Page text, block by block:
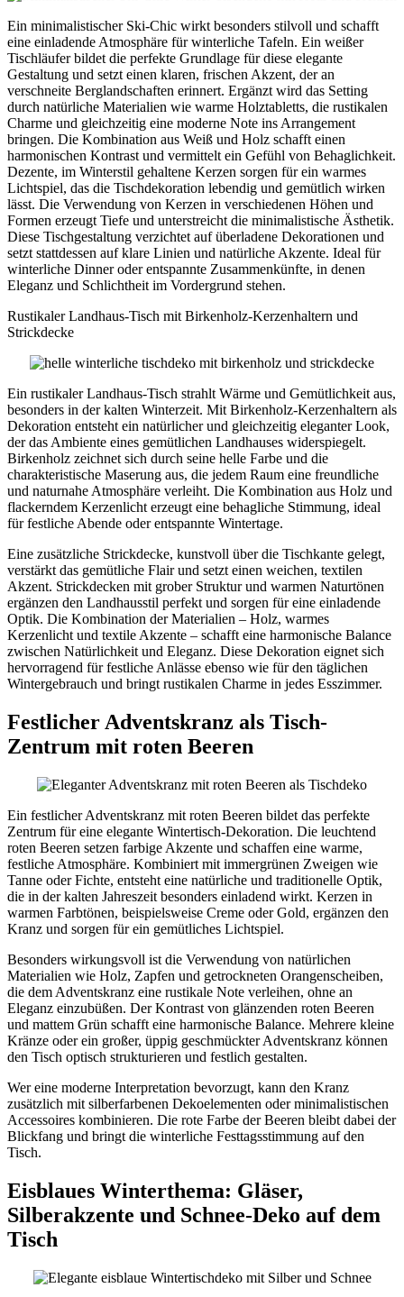
Ein minimalistischer Ski-Chic wirkt besonders stilvoll und schafft
eine einladende Atmosphäre für winterliche Tafeln. Ein weißer
Tischläufer bildet die perfekte Grundlage für diese elegante
Gestaltung und setzt einen klaren, frischen Akzent, der an
verschneite Berglandschaften erinnert. Ergänzt wird das Setting
durch natürliche Materialien wie warme Holztabletts, die rustikalen
Charme und gleichzeitig eine moderne Note ins Arrangement
bringen. Die Kombination aus Weiß und Holz schafft einen
harmonischen Kontrast und vermittelt ein Gefühl von Behaglichkeit.
Dezente, im Winterstil gehaltene Kerzen sorgen für ein warmes
Lichtspiel, das die Tischdekoration lebendig und gemütlich wirken
lässt. Die Verwendung von Kerzen in verschiedenen Höhen und
Formen erzeugt Tiefe und unterstreicht die minimalistische Ästhetik.
Diese Tischgestaltung verzichtet auf überladene Dekorationen und
setzt stattdessen auf klare Linien und natürliche Akzente. Ideal für
winterliche Dinner oder entspannte Zusammenkünfte, in denen
Eleganz und Schlichtheit im Vordergrund stehen.
Rustikaler Landhaus-Tisch mit Birkenholz-Kerzenhaltern und
Strickdecke
Ein rustikaler Landhaus-Tisch strahlt Wärme und Gemütlichkeit aus,
besonders in der kalten Winterzeit. Mit Birkenholz-Kerzenhaltern als
Dekoration entsteht ein natürlicher und gleichzeitig eleganter Look,
der das Ambiente eines gemütlichen Landhauses widerspiegelt.
Birkenholz zeichnet sich durch seine helle Farbe und die
charakteristische Maserung aus, die jedem Raum eine freundliche
und naturnahe Atmosphäre verleiht. Die Kombination aus Holz und
flackerndem Kerzenlicht erzeugt eine behagliche Stimmung, ideal
für festliche Abende oder entspannte Wintertage.
Eine zusätzliche Strickdecke, kunstvoll über die Tischkante gelegt,
verstärkt das gemütliche Flair und setzt einen weichen, textilen
Akzent. Strickdecken mit grober Struktur und warmen Naturtönen
ergänzen den Landhausstil perfekt und sorgen für eine einladende
Optik. Die Kombination der Materialien – Holz, warmes
Kerzenlicht und textile Akzente – schafft eine harmonische Balance
zwischen Natürlichkeit und Eleganz. Diese Dekoration eignet sich
hervorragend für festliche Anlässe ebenso wie für den täglichen
Wintergebrauch und bringt rustikalen Charme in jedes Esszimmer.
Festlicher Adventskranz als Tisch-
Zentrum mit roten Beeren
Ein festlicher Adventskranz mit roten Beeren bildet das perfekte
Zentrum für eine elegante Wintertisch-Dekoration. Die leuchtend
roten Beeren setzen farbige Akzente und schaffen eine warme,
festliche Atmosphäre. Kombiniert mit immergrünen Zweigen wie
Tanne oder Fichte, entsteht eine natürliche und traditionelle Optik,
die in der kalten Jahreszeit besonders einladend wirkt. Kerzen in
warmen Farbtönen, beispielsweise Creme oder Gold, ergänzen den
Kranz und sorgen für ein gemütliches Lichtspiel.
Besonders wirkungsvoll ist die Verwendung von natürlichen
Materialien wie Holz, Zapfen und getrockneten Orangenscheiben,
die dem Adventskranz eine rustikale Note verleihen, ohne an
Eleganz einzubüßen. Der Kontrast von glänzenden roten Beeren
und mattem Grün schafft eine harmonische Balance. Mehrere kleine
Kränze oder ein großer, üppig geschmückter Adventskranz können
den Tisch optisch strukturieren und festlich gestalten.
Wer eine moderne Interpretation bevorzugt, kann den Kranz
zusätzlich mit silberfarbenen Dekoelementen oder minimalistischen
Accessoires kombinieren. Die rote Farbe der Beeren bleibt dabei der
Blickfang und bringt die winterliche Festtagsstimmung auf den
Tisch.
Eisblaues Winterthema: Gläser,
Silberakzente und Schnee-Deko auf dem
Tisch